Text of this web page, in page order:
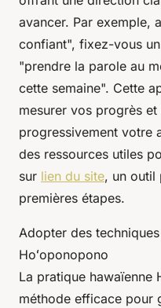
avancer. Par exemple,
confiant", fixez-vous
"prendre la parole au
cette semaine". Cette
mesurer vos progrès et
progressivement votre
des ressources utiles
sur lien du site, un outil
premières étapes.
Adopter des
Hoʻoponopono
La pratique hawaïenne
méthode efficace pour